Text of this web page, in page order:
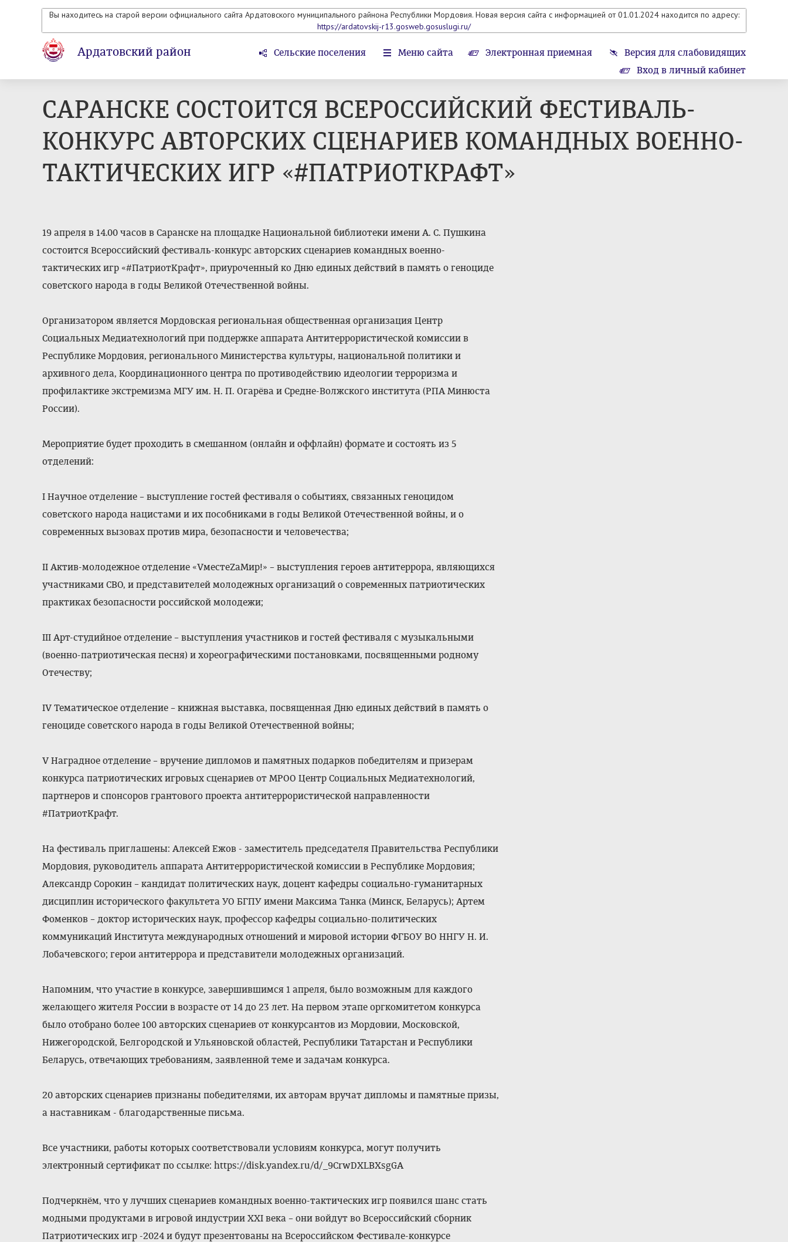
Вы находитесь на старой версии официального сайта Ардатовского муниципального райнона Республики Мордовия. Новая версия сайта с информацией от 01.01.2024 находится по адресу:
https://ardatovskij-r13.gosweb.gosuslugi.ru/
Ардатовский район Сельские поселения Меню сайта Электронная приемная
Версия для слабовидящих
Вход в личный кабинет
САРАНСКЕ СОСТОИТСЯ ВСЕРОССИЙСКИЙ ФЕСТИВАЛЬ-
КОНКУРС АВТОРСКИХ СЦЕНАРИЕВ КОМАНДНЫХ ВОЕННО-
ТАКТИЧЕСКИХ ИГР «#ПАТРИОТКРАФТ»
19 апреля в 14.00 часов в Саранске на площадке Национальной библиотеки имени А. С. Пушкина
состоится Всероссийский фестиваль-конкурс авторских сценариев командных военно-
тактических игр «#ПатриотКрафт», приуроченный ко Дню единых действий в память о геноциде
советского народа в годы Великой Отечественной войны.
Организатором является Мордовская региональная общественная организация Центр
Социальных Медиатехнологий при поддержке аппарата Антитеррористической комиссии в
Республике Мордовия, регионального Министерства культуры, национальной политики и
архивного дела, Координационного центра по противодействию идеологии терроризма и
профилактике экстремизма МГУ им. Н. П. Огарёва и Средне-Волжского института (РПА Минюста
России).
Мероприятие будет проходить в смешанном (онлайн и оффлайн) формате и состоять из 5
отделений:
I Научное отделение – выступление гостей фестиваля о событиях, связанных геноцидом
советского народа нацистами и их пособниками в годы Великой Отечественной войны, и о
современных вызовах против мира, безопасности и человечества;
II Актив-молодежное отделение «VместеZaМир!» – выступления героев антитеррора, являющихся
участниками СВО, и представителей молодежных организаций о современных патриотических
практиках безопасности российской молодежи;
III Арт-студийное отделение – выступления участников и гостей фестиваля с музыкальными
(военно-патриотическая песня) и хореографическими постановками, посвященными родному
Отечеству;
IV Тематическое отделение – книжная выставка, посвященная Дню единых действий в память о
геноциде советского народа в годы Великой Отечественной войны;
V Наградное отделение – вручение дипломов и памятных подарков победителям и призерам
конкурса патриотических игровых сценариев от МРОО Центр Социальных Медиатехнологий,
партнеров и спонсоров грантового проекта антитеррористической направленности
#ПатриотКрафт.
На фестиваль приглашены: Алексей Ежов - заместитель председателя Правительства Республики
Мордовия, руководитель аппарата Антитеррористической комиссии в Республике Мордовия;
Александр Сорокин – кандидат политических наук, доцент кафедры социально-гуманитарных
дисциплин исторического факультета УО БГПУ имени Максима Танка (Минск, Беларусь); Артем
Фоменков – доктор исторических наук, профессор кафедры социально-политических
коммуникаций Института международных отношений и мировой истории ФГБОУ ВО ННГУ Н. И.
Лобачевского; герои антитеррора и представители молодежных организаций.
Напомним, что участие в конкурсе, завершившимся 1 апреля, было возможным для каждого
желающего жителя России в возрасте от 14 до 23 лет. На первом этапе оргкомитетом конкурса
было отобрано более 100 авторских сценариев от конкурсантов из Мордовии, Московской,
Нижегородской, Белгородской и Ульяновской областей, Республики Татарстан и Республики
Беларусь, отвечающих требованиям, заявленной теме и задачам конкурса.
20 авторских сценариев признаны победителями, их авторам вручат дипломы и памятные призы,
а наставникам - благодарственные письма.
Все участники, работы которых соответствовали условиям конкурса, могут получить
электронный сертификат по ссылке: https://disk.yandex.ru/d/_9CrwDXLBXsgGA
Подчеркнём, что у лучших сценариев командных военно-тактических игр появился шанс стать
модными продуктами в игровой индустрии XXI века – они войдут во Всероссийский сборник
Патриотических игр -2024 и будут презентованы на Всероссийском Фестивале-конкурсе